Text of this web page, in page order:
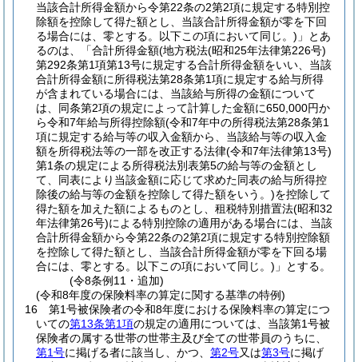
当該合計所得金額から令第22条の2第2項に規定する特別控
除額を控除して得た額とし、当該合計所得金額が零を下回
る場合には、零とする。以下この項において同じ。) 」とあ
るのは、「合計所得金額(地方税法(昭和25年法律第226号)
第292条第1項第13号に規定する合計所得金額をいい、当該
合計所得金額に所得税法第28条第1項に規定する給与所得
が含まれている場合には、当該給与所得の金額について
は、同条第2項の規定によって計算した金額に650,000円か
ら令和7年給与所得控除額(令和7年中の所得税法第28条第1
項に規定する給与等の収入金額から、当該給与等の収入金
額を所得税法等の一部を改正する法律(令和7年法律第13号)
第1条の規定による所得税法別表第5の給与等の金額とし
て、同表により当該金額に応じて求めた同表の給与所得控
除後の給与等の金額を控除して得た額をいう。)を控除して
得た額を加えた額によるものとし、租税特別措置法(昭和32
年法律第26号)による特別控除の適用がある場合には、当該
合計所得金額から令第22条の2第2項に規定する特別控除額
を控除して得た額とし、当該合計所得金額が零を下回る場
合には、零とする。以下この項において同じ。) 」とする。
(令8条例11・追加)
(令和8年度の保険料率の算定に関する基準の特例)
16
第1号被保険者の令和8年度における保険料率の算定につ
いての第13条第1項の規定の適用については、当該第1号被
保険者の属する世帯の世帯主及び全ての世帯員のうちに、
第1号に掲げる者に該当し、かつ、 第2号又は第3号に掲げ